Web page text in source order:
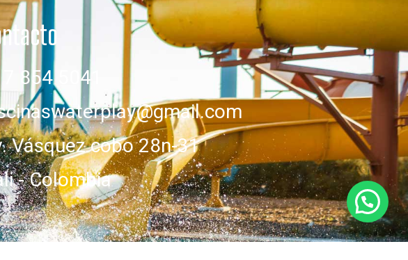
854 5041
Vásquez cobo 28n-31
- Colombia